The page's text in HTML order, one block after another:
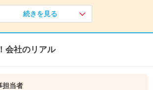
たい場合だと「管理職」でその方のキャリ
アパスを用意しています。
示を的確に理解し、確実に業務を遂行でき
す。
続きを見る
会社のリアル
担当者